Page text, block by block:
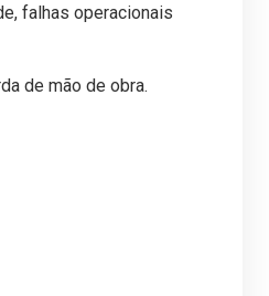
falhas operacionais
de mão de obra.